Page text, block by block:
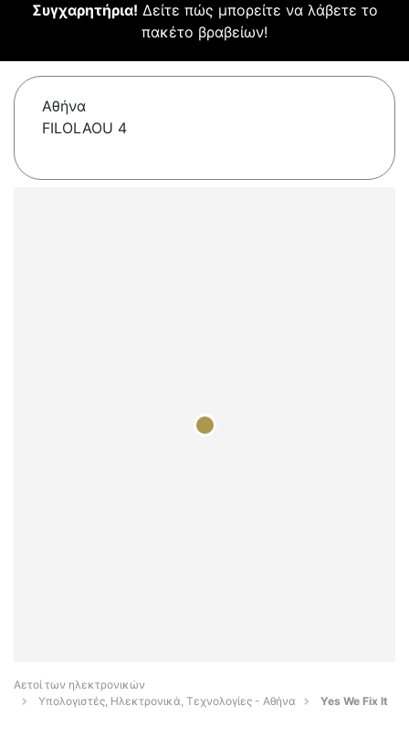
Συγχαρητήρια! Δείτε πώς μπορείτε να λάβετε το
πακέτο βραβείων!
Αθήνα
FILOLAOU 4
Αετοί των ηλεκτρονικών
Υπολογιστές, Ηλεκτρονικά, Τεχνολογίες - Αθήνα
Yes We Fix It